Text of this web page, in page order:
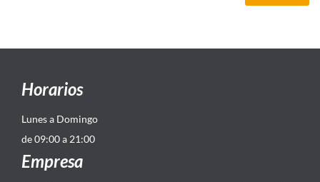
Horarios
Lunes a Domingo
de 09:00 a 21:00
Empresa